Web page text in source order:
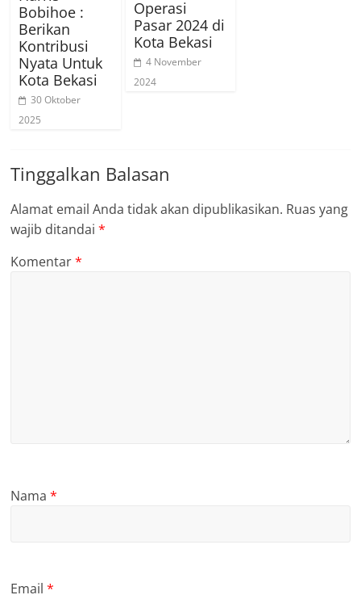
Bobihoe :
Berikan
Kontribusi
Nyata Untuk
Kota Bekasi
30 Oktober
2025
Operasi
Pasar 2024 di
Kota Bekasi
4 November
2024
Tinggalkan Balasan
Alamat email Anda tidak akan dipublikasikan. Ruas yang
wajib ditandai*
Komentar*
Nama*
Email*